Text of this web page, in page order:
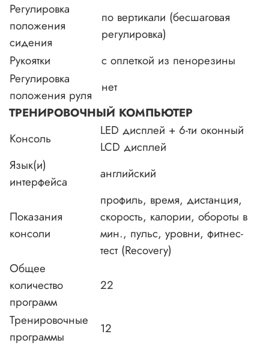
Регулировка
положения
сидения
по вертикали (бесшаговая
регулировка)
Рукоятки
с оплеткой из пенорезины
Регулировка
положения руля
нет
ТРЕНИРОВОЧНЫЙ КОМПЬЮТЕР
Консоль
LED дисплей + 6-ти оконный
LCD дисплей
Язык(и)
интерфейса
английский
Показания
консоли
профиль, время, дистанция,
скорость, калории, обороты в
мин., пульс, уровни, фитнес-
тест (Recovery)
Общее
количество
программ
22
Тренировочные
программы
12